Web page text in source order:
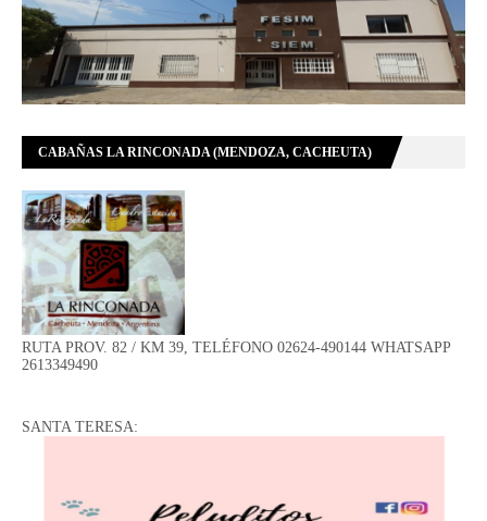
CABAÑAS LA RINCONADA (MENDOZA, CACHEUTA)
RUTA PROV. 82 / KM 39, TELÉFONO 02624-490144 WHATSAPP
2613349490
SANTA TERESA: